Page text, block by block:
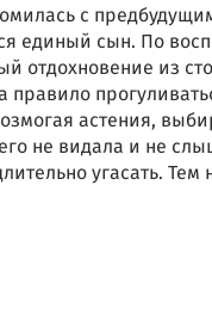
с
единый сын. По
отдохновение из
правило
астения,
не видала и не
угасать.